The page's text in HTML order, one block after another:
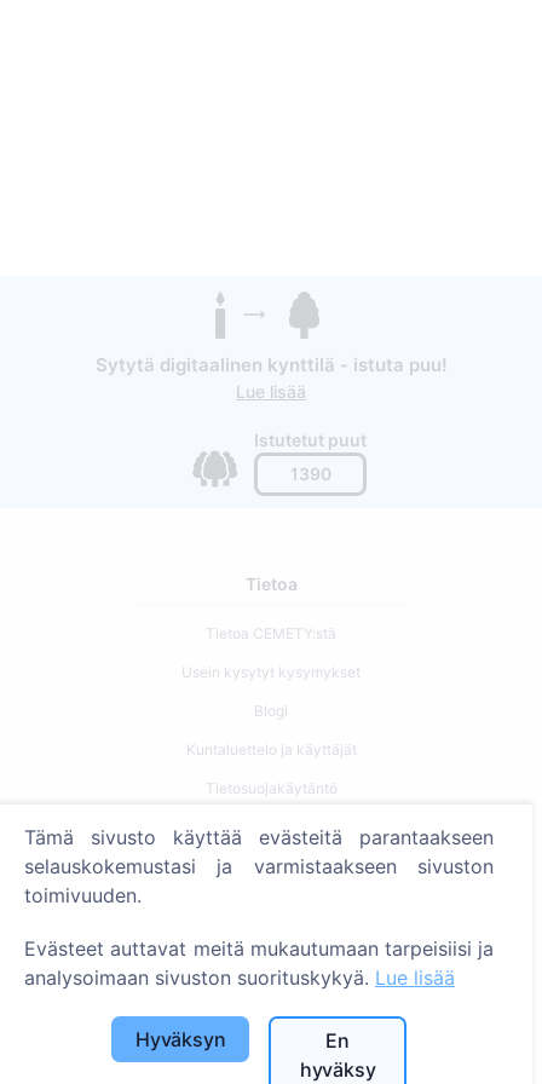
Sytytä digitaalinen kynttilä - istuta puu!
Lue lisää
Istutetut puut
1390
Tietoa
Tietoa CEMETY:stä
Usein kysytyt kysymykset
Blogi
Kuntaluettelo ja käyttäjät
Tietosuojakäytäntö
Maksukäytäntö
Evästeasetukset
Etsi vainajia
Palvelut
Tämä sivusto käyttää evästeitä parantaakseen
selauskokemustasi ja varmistaakseen sivuston
toimivuuden.
Evästeet auttavat meitä mukautumaan tarpeisiisi ja
analysoimaan sivuston suorituskykyä. Lue lisää
Hyväksyn
En
hyväksy